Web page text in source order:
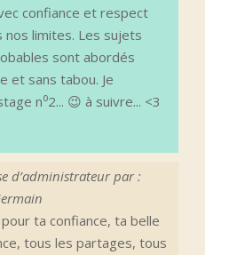
confiance et respect
nos limites. Les sujets
sont abordés
et sans tabou. Je
n⁰2... 😉 à suivre... <3
d’administrateur par :
ta confiance, ta belle
tous les partages, tous